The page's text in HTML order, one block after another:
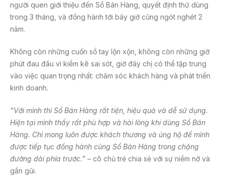
người quen giới thiệu đến Sổ Bán Hàng, quyết định thử dùng
trong 3 tháng, và đồng hành tới bây giờ cũng ngót nghét 2
năm.
Không còn những cuốn sổ tay lộn xộn, không còn những giờ
phút đau đầu vì kiểm kê sai sót, giờ đây chị có thể tập trung
vào việc quan trọng nhất: chăm sóc khách hàng và phát triển
kinh doanh.
“Với mình thì Sổ Bán Hàng rất tiện, hiệu quả và dễ sử dụng.
Hiện tại mình thấy rất phù hợp và hài lòng khi dùng Sổ Bán
Hàng. Chỉ mong luôn được khách thương và ủng hộ để mình
được tiếp tục đồng hành cùng Sổ Bán Hàng trong chặng
đường dài phía trước.” – cô chủ trẻ chia sẻ với sự niềm nở và
gần gũi.